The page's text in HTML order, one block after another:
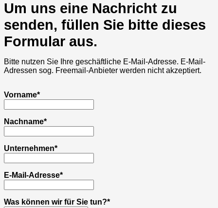
Um uns eine Nachricht zu
senden, füllen Sie bitte dieses
Formular aus.
Bitte nutzen Sie Ihre geschäftliche E-Mail-Adresse. E-Mail-
Adressen sog. Freemail-Anbieter werden nicht akzeptiert.
Vorname*
Nachname*
Unternehmen*
E-Mail-Adresse*
Was können wir für Sie tun?*